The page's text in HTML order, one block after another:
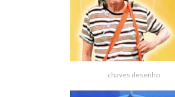
chaves desenho